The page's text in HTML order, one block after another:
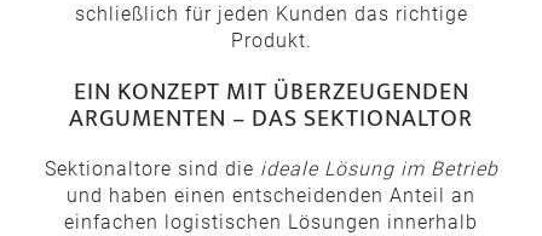
schließlich für jeden Kunden das richtige
Produkt.
EIN KONZEPT MIT ÜBERZEUGENDEN
ARGUMENTEN – DAS SEKTIONALTOR
Sektionaltore sind die ideale Lösung im Betrieb
und haben einen entscheidenden Anteil an
einfachen logistischen Lösungen innerhalb